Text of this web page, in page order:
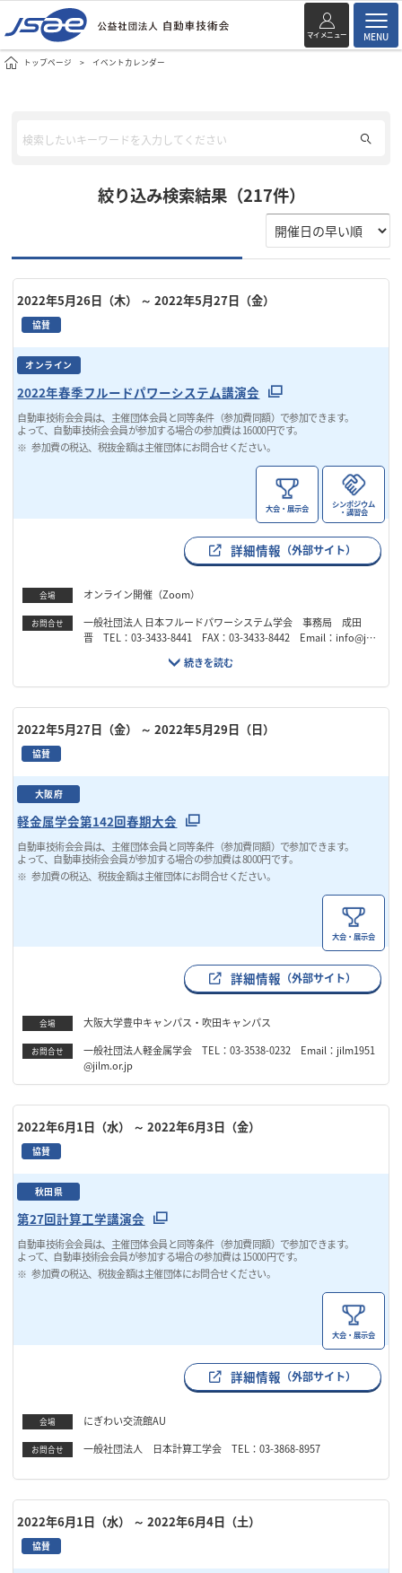
マイメニュー MENU
トップページ イベントカレンダー
絞り込み検索結果（217件）
2022年5月26日（木） ～ 2022年5月27日（金）
協賛
オンライン
2022年春季フルードパワーシステム講演会
自動車技術会会員は、主催団体会員と同等条件（参加費同額）で参加できます。
よって、自動車技術会会員が参加する場合の参加費は 16000円です。
参加費の税込、税抜金額は主催団体にお問合せください。
大会・展示会 シンポジウム
・講習会
詳細情報 （外部サイト）
会場 オンライン開催（Zoom）
お問合せ
一般社団法人 日本フルードパワーシステム学会 事務局 成田
晋 TEL：03-3433-8441 FAX：03-3433-8442 Email：info@jfp
2022年5月27日（金） ～ 2022年5月29日（日）
協賛
大阪府
軽金属学会第142回春期大会
自動車技術会会員は、主催団体会員と同等条件（参加費同額）で参加できます。
よって、自動車技術会会員が参加する場合の参加費は 8000円です。
参加費の税込、税抜金額は主催団体にお問合せください。
大会・展示会
詳細情報 （外部サイト）
会場 大阪大学豊中キャンパス・吹田キャンパス
お問合せ
一般社団法人軽金属学会 TEL：03-3538-0232 Email：jilm1951
@jilm.or.jp
2022年6月1日（水） ～ 2022年6月3日（金）
協賛
秋田県
第27回計算工学講演会
自動車技術会会員は、主催団体会員と同等条件（参加費同額）で参加できます。
よって、自動車技術会会員が参加する場合の参加費は 15000円です。
参加費の税込、税抜金額は主催団体にお問合せください。
大会・展示会
詳細情報 （外部サイト）
会場 にぎわい交流館AU
お問合せ 一般社団法人 日本計算工学会 TEL：03-3868-8957
2022年6月1日（水） ～ 2022年6月4日（土）
協賛